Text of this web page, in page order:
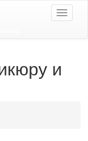
Toggle
и